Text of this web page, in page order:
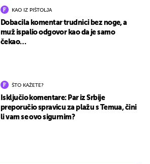
KAO IZ PIŠTOLJA
Dobacila komentar trudnici bez noge, a
muž ispalio odgovor kao da je samo
čekao…
ŠTO KAŽETE?
Isključio komentare: Par iz Srbije
preporučio spravicu za plažu s Temua, čini
li vam se ovo sigurnim?